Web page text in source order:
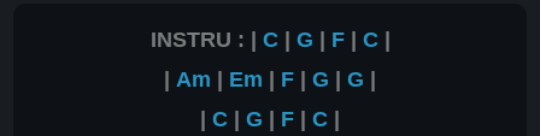
INSTRU : | C | G | F| C |
| Am | Em | F | G | G |
| C | G | F | C |